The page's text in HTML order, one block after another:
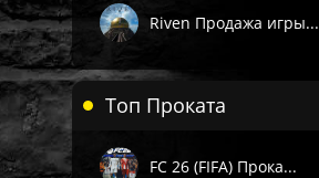
Пишите через сайт, VK или Telegram.
Riven Продажа игры...
Топ Проката
FC 26 (FIFA) Прока...